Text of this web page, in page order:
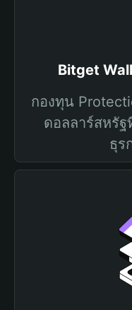
Bitget
กองทุน
ดอลลาร์สหรั
ธุร